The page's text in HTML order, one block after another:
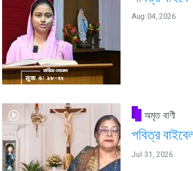
Aug 04, 2026
অমৃত বাণী
পবিত্র
Jul 31, 2026